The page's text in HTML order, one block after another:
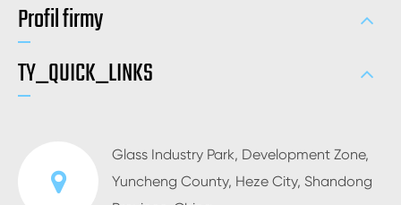
Profil firmy
TY_QUICK_LINKS
Glass Industry Park, Development Zone,
Yuncheng County, Heze City, Shandong